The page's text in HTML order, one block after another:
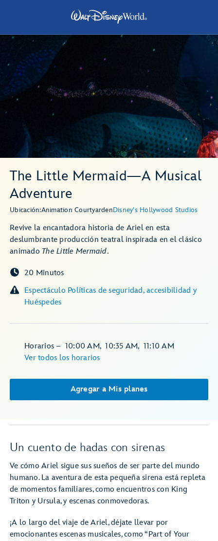
The Little Mermaid—A Musical
Adventure
Ubicación:Animation CourtyardenDisney's Hollywood Studios
Revive la encantadora historia de Ariel en esta
deslumbrante producción teatral inspirada en el clásico
animado The Little Mermaid.
20 Minutos
Espectáculo Políticas de seguridad, accesibilidad y
Huéspedes
Horarios– 10:00 AM,10:35 AM, 11:10 AM
Ver todos los horarios
Agregar a Mis planes
Un cuento de hadas con sirenas
Ve cómo Ariel sigue sus sueños de ser parte del mundo
humano. La aventura de esta pequeña sirena está repleta
de momentos familiares, como encuentros con King
Triton y Ursula, y escenas conmovedoras.
¡A lo largo del viaje de Ariel, déjate llevar por
emocionantes escenas musicales, como “Part of Your